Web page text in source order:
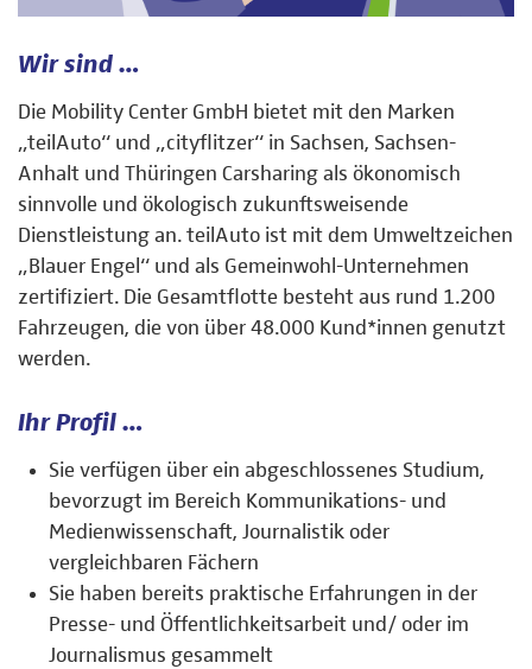
Wir sind …
Die Mobility Center GmbH bietet mit den Marken
„teilAuto“ und „cityflitzer“ in Sachsen, Sachsen-
Anhalt und Thüringen Carsharing als ökonomisch
sinnvolle und ökologisch zukunftsweisende
Dienstleistung an. teilAuto ist mit dem Umweltzeichen
„Blauer Engel“ und als Gemeinwohl-Unternehmen
zertifiziert. Die Gesamtflotte besteht aus rund 1.200
Fahrzeugen, die von über 48.000 Kund*innen genutzt
werden.
Ihr Profil …
Sie verfügen über ein abgeschlossenes Studium,
bevorzugt im Bereich Kommunikations- und
Medienwissenschaft, Journalistik oder
vergleichbaren Fächern
Sie haben bereits praktische Erfahrungen in der
Presse- und Öffentlichkeitsarbeit und/ oder im
Journalismus gesammelt